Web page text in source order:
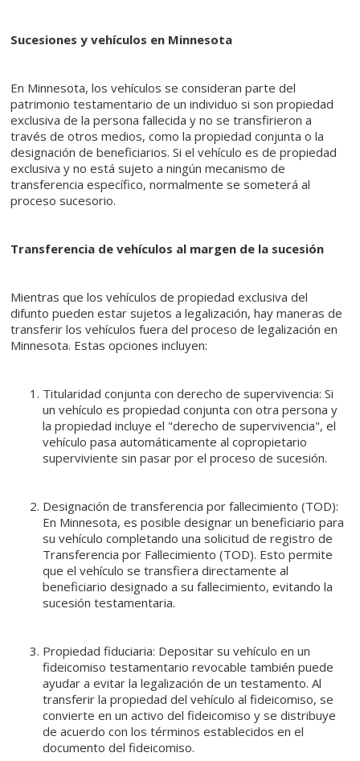
Sucesiones y vehículos en Minnesota
En Minnesota, los vehículos se consideran parte del
patrimonio testamentario de un individuo si son propiedad
exclusiva de la persona fallecida y no se transfirieron a
través de otros medios, como la propiedad conjunta o la
designación de beneficiarios. Si el vehículo es de propiedad
exclusiva y no está sujeto a ningún mecanismo de
transferencia específico, normalmente se someterá al
proceso sucesorio.
Transferencia de vehículos al margen de la sucesión
Mientras que los vehículos de propiedad exclusiva del
difunto pueden estar sujetos a legalización, hay maneras de
transferir los vehículos fuera del proceso de legalización en
Minnesota. Estas opciones incluyen:
Titularidad conjunta con derecho de supervivencia: Si
un vehículo es propiedad conjunta con otra persona y
la propiedad incluye el "derecho de supervivencia", el
vehículo pasa automáticamente al copropietario
superviviente sin pasar por el proceso de sucesión.
Designación de transferencia por fallecimiento (TOD):
En Minnesota, es posible designar un beneficiario para
su vehículo completando una solicitud de registro de
Transferencia por Fallecimiento (TOD). Esto permite
que el vehículo se transfiera directamente al
beneficiario designado a su fallecimiento, evitando la
sucesión testamentaria.
Propiedad fiduciaria: Depositar su vehículo en un
fideicomiso testamentario revocable también puede
ayudar a evitar la legalización de un testamento. Al
transferir la propiedad del vehículo al fideicomiso, se
convierte en un activo del fideicomiso y se distribuye
de acuerdo con los términos establecidos en el
documento del fideicomiso.